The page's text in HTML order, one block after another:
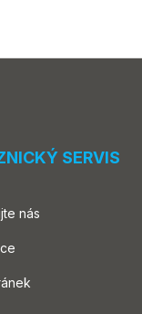
SERVIS
nás